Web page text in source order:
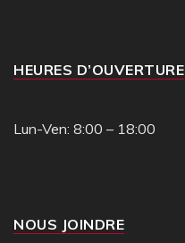
HEURES D’OUVERTURE
Lun-Ven: 8:00 – 18:00
NOUS JOINDRE